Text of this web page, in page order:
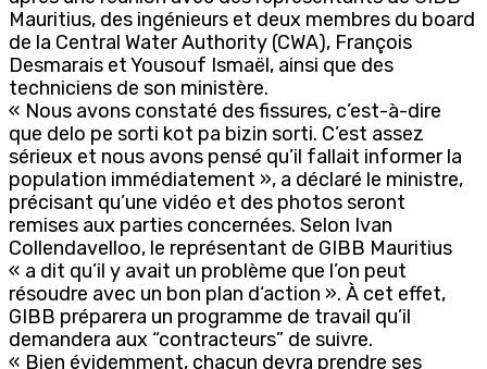
Mauritius, des ingénieurs et deux membres du board
de la Central Water Authority (CWA), François
Desmarais et Yousouf Ismaël, ainsi que des
techniciens de son ministère.
« Nous avons constaté des fissures, c’est-à-dire
que delo pe sorti kot pa bizin sorti. C’est assez
sérieux et nous avons pensé qu’il fallait informer la
population immédiatement », a déclaré le ministre,
précisant qu’une vidéo et des photos seront
remises aux parties concernées. Selon Ivan
Collendavelloo, le représentant de GIBB Mauritius
« a dit qu’il y avait un problème que l’on peut
résoudre avec un bon plan d‘action ». À cet effet,
GIBB préparera un programme de travail qu’il
demandera aux “contracteurs” de suivre.
« Bien évidemment, chacun devra prendre ses